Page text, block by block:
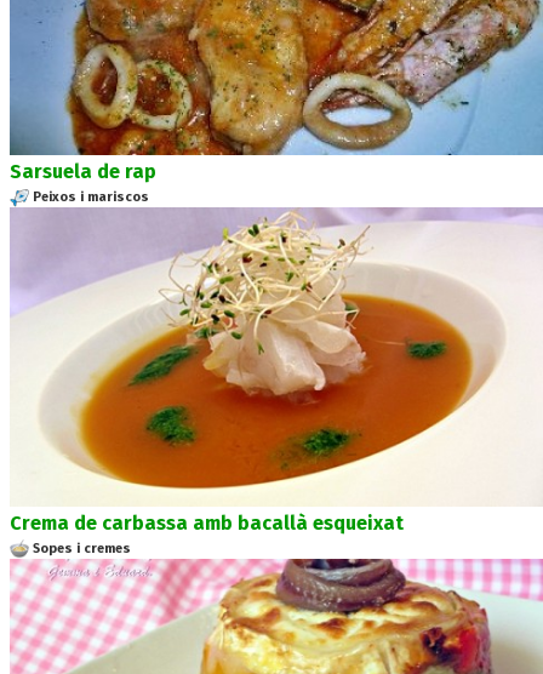
Sarsuela de rap
Peixos i mariscos
Crema de carbassa amb bacallà esqueixat
Sopes i cremes